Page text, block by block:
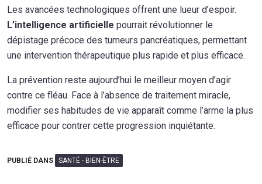
Les avancées technologiques offrent une lueur d’espoir.
L’intelligence artificielle pourrait révolutionner le
dépistage précoce des tumeurs pancréatiques, permettant
une intervention thérapeutique plus rapide et plus efficace.
La prévention reste aujourd’hui le meilleur moyen d’agir
contre ce fléau. Face à l’absence de traitement miracle,
modifier ses habitudes de vie apparaît comme l’arme la plus
efficace pour contrer cette progression inquiétante.
PUBLIÉ DANS SANTÉ - BIEN-ÊTRE